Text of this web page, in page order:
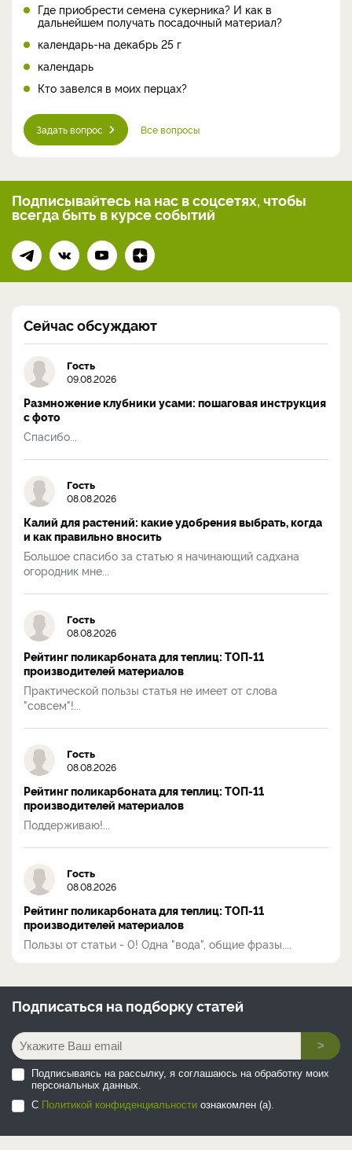
Где приобрести семена сукерника? И как в
дальнейшем получать посадочный материал?
календарь-на декабрь 25 г
календарь
Кто завелся в моих перцах?
Задать вопрос Все вопросы
Подписывайтесь на нас в соцсетях, чтобы
всегдабыть в курсе событий
Сейчас обсуждают
Гость
09.08.2026
Размножение клубники усами: пошаговая инструкция
с фото
Спасибо...
Гость
08.08.2026
Калий для растений: какие удобрения выбрать, когда
и как правильно вносить
Большое спасибо за статью я начинающий садхана
огородник мне...
Гость
08.08.2026
Рейтинг поликарбоната для теплиц: ТОП-11
производителей материалов
Практической пользы статья не имеет от слова
"совсем"!...
Гость
08.08.2026
Рейтинг поликарбоната для теплиц: ТОП-11
производителей материалов
Поддерживаю!...
Гость
08.08.2026
Рейтинг поликарбоната для теплиц: ТОП-11
производителей материалов
Пользы от статьи - 0! Одна "вода", общие фразы....
Подписаться на подборку статей
>
Подписываясь на рассылку, я соглашаюсь на обработку моих
персональных данных.
С Политикой конфиденциальности ознакомлен (а).